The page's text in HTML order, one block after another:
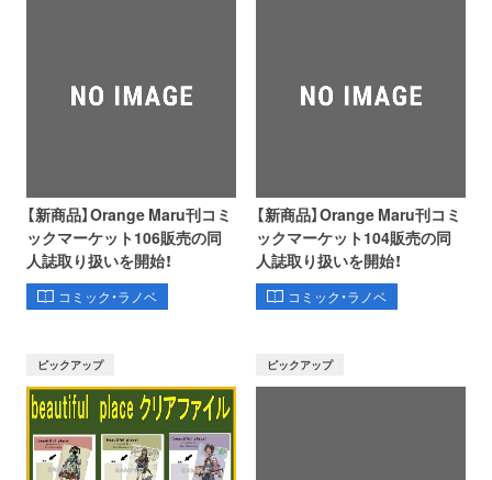
【新商品】Orange Maru刊コミ
ックマーケット106販売の同
人誌取り扱いを開始！
コミック・ラノベ
【新商品】Orange Maru刊コミ
ックマーケット104販売の同
人誌取り扱いを開始！
コミック・ラノベ
ピックアップ ピックアップ